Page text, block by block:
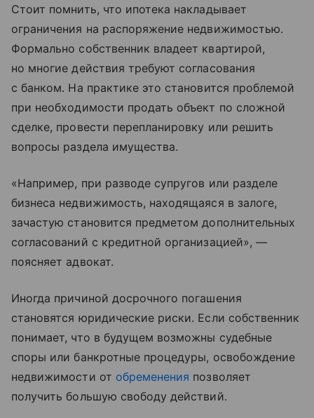
Стоит помнить, что ипотека накладывает
ограничения на распоряжение недвижимостью.
Формально собственник владеет квартирой,
но многие действия требуют согласования
с банком. На практике это становится проблемой
при необходимости продать объект по сложной
сделке, провести перепланировку или решить
вопросы раздела имущества.
«Например, при разводе супругов или разделе
бизнеса недвижимость, находящаяся в залоге,
зачастую становится предметом дополнительных
согласований с кредитной организацией», —
поясняет адвокат.
Иногда причиной досрочного погашения
становятся юридические риски. Если собственник
понимает, что в будущем возможны судебные
споры или банкротные процедуры, освобождение
недвижимости от обременения позволяет
получить большую свободу действий.